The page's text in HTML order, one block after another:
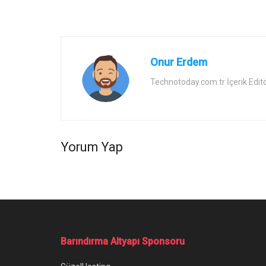
Onur Erdem
Technotoday.com.tr İçerik
Yorum Yap